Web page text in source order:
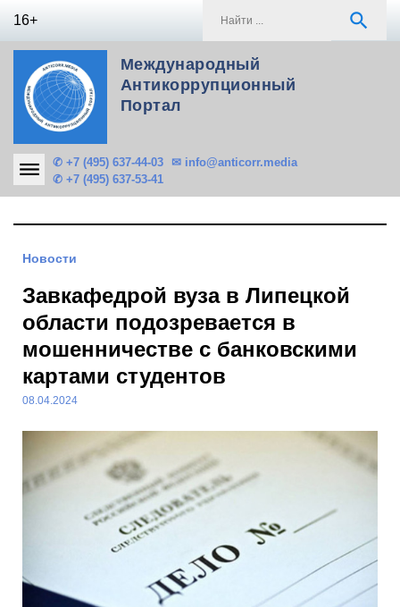
16+ search
Международный
Антикоррупционный
Портал
✆ +7 (495) 637-44-03
✆ +7 (495) 637-53-41
✉ info@anticorr.media
Новости
Завкафедрой вуза в Липецкой
области подозревается в
мошенничестве с банковскими
картами студентов
08.04.2024